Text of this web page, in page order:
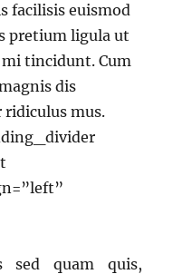
facilisis euismod
pretium ligula ut
tincidunt. Cum
dis
mus.
sed quam quis,